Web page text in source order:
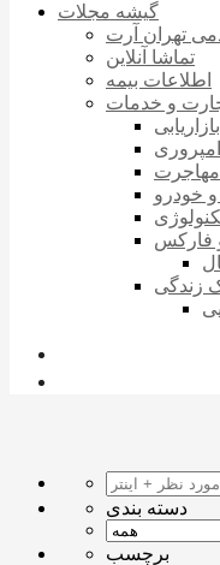
گیشه مجلات
تهران آرت
تماشا آنلاین
اطلاعات بیمه
و خدمات
خودرو
فارکس
زندگی
دسته بندی
برچسب